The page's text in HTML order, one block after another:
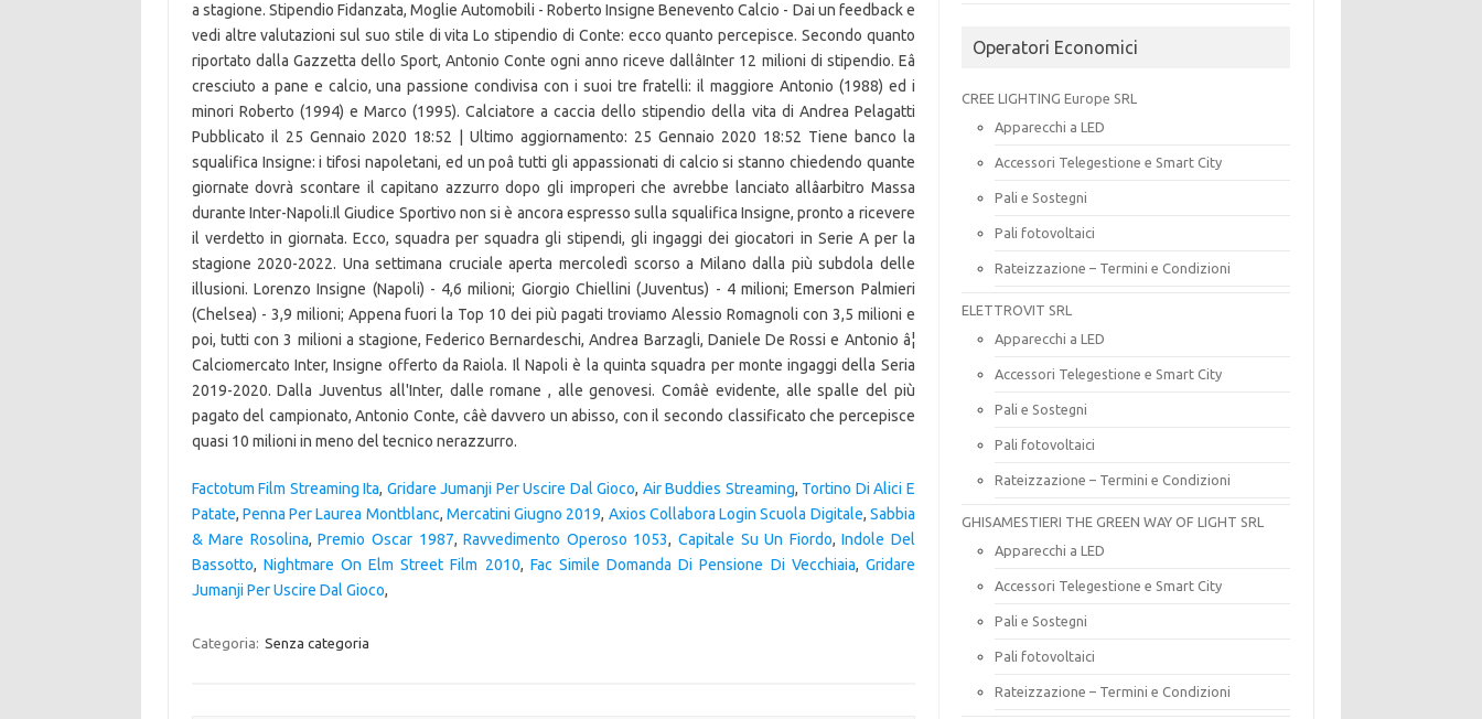
a stagione. Stipendio Fidanzata, Moglie Automobili - Roberto Insigne Benevento Calcio - Dai un feedback e
vedi altre valutazioni sul suo stile di vita Lo stipendio di Conte: ecco quanto percepisce. Secondo quanto
riportato dalla Gazzetta dello Sport, Antonio Conte ogni anno riceve dallâInter 12 milioni di stipendio. Eâ
cresciuto a pane e calcio, una passione condivisa con i suoi tre fratelli: il maggiore Antonio (1988) ed i
minori Roberto (1994) e Marco (1995). Calciatore a caccia dello stipendio della vita di Andrea Pelagatti
Pubblicato il 25 Gennaio 2020 18:52 | Ultimo aggiornamento: 25 Gennaio 2020 18:52 Tiene banco la
squalifica Insigne: i tifosi napoletani, ed un poâ tutti gli appassionati di calcio si stanno chiedendo quante
giornate dovrà scontare il capitano azzurro dopo gli improperi che avrebbe lanciato allâarbitro Massa
durante Inter-Napoli.Il Giudice Sportivo non si è ancora espresso sulla squalifica Insigne, pronto a ricevere
il verdetto in giornata. Ecco, squadra per squadra gli stipendi, gli ingaggi dei giocatori in Serie A per la
stagione 2020-2022. Una settimana cruciale aperta mercoledì scorso a Milano dalla più subdola delle
illusioni. Lorenzo Insigne (Napoli) - 4,6 milioni; Giorgio Chiellini (Juventus) - 4 milioni; Emerson Palmieri
(Chelsea) - 3,9 milioni; Appena fuori la Top 10 dei più pagati troviamo Alessio Romagnoli con 3,5 milioni e
poi, tutti con 3 milioni a stagione, Federico Bernardeschi, Andrea Barzagli, Daniele De Rossi e Antonio â¦
Calciomercato Inter, Insigne offerto da Raiola. Il Napoli è la quinta squadra per monte ingaggi della Seria
2019-2020. Dalla Juventus all'Inter, dalle romane , alle genovesi. Comâè evidente, alle spalle del più
pagato del campionato, Antonio Conte, câè davvero un abisso, con il secondo classificato che percepisce
quasi 10 milioni in meno del tecnico nerazzurro.
Factotum Film Streaming Ita, Gridare Jumanji Per Uscire Dal Gioco, Air Buddies Streaming, Tortino Di Alici E
Patate, Penna Per Laurea Montblanc, Mercatini Giugno 2019, Axios Collabora Login Scuola Digitale, Sabbia
& Mare Rosolina,Premio Oscar 1987,Ravvedimento Operoso 1053, Capitale Su Un Fiordo,Indole Del
Bassotto, Nightmare On Elm Street Film 2010, Fac Simile Domanda Di Pensione Di Vecchiaia, Gridare
Jumanji Per Uscire Dal Gioco,
Categoria: Senza categoria
Operatori Economici
CREE LIGHTING Europe SRL
Apparecchi a LED
Accessori Telegestione e Smart City
Pali e Sostegni
Pali fotovoltaici
Rateizzazione – Termini e Condizioni
ELETTROVIT SRL
Apparecchi a LED
Accessori Telegestione e Smart City
Pali e Sostegni
Pali fotovoltaici
Rateizzazione – Termini e Condizioni
GHISAMESTIERI THE GREEN WAY OF LIGHT SRL
Apparecchi a LED
Accessori Telegestione e Smart City
Pali e Sostegni
Pali fotovoltaici
Rateizzazione – Termini e Condizioni